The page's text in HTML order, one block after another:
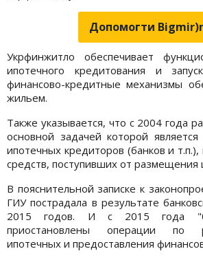
Допомогти
Укрфинжитло обеспечивает
ипотечного кредитования и
финансово-кредитные механизмы
жильем.
Также указывается, что с 2004 года
основной задачей которой
ипотечных кредиторов (банков и т.п.),
средств, поступивших от размещения
В пояснительной записке к
ГИУ пострадала в результате
2015 годов. И с 2015 года
приостановлены операции по
ипотечных и предоставления